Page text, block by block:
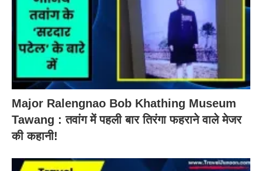
Major Ralengnao Bob Khathing Museum
Tawang : तवांग में पहली बार तिरंगा फहराने वाले मेजर
की कहानी!